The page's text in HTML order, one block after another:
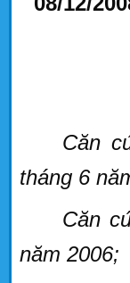
Căn
tháng 6
Căn
năm 2006;